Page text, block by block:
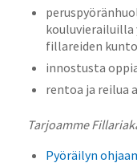
kouluvierailuilla
fillareiden
innostusta
rentoa ja reilua
Tarjoamme
Pyöräilyn